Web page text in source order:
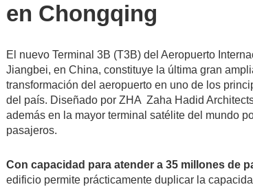
en Chongqing
El nuevo Terminal 3B (T3B) del Aeropuerto
Jiangbei, en China, constituye la última gran
transformación del aeropuerto en uno de los
del país. Diseñado por ZHA Zaha Hadid
además en la mayor terminal satélite del mundo
pasajeros.
Con capacidad para atender a 35 millones de
edificio permite prácticamente duplicar la